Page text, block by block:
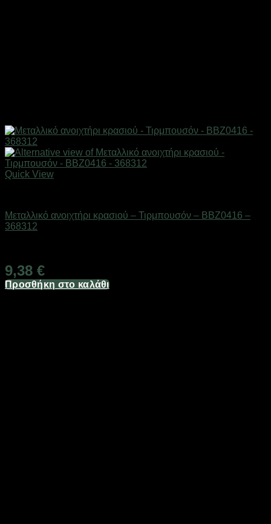
Quick View
Μεταλλικό ανοιχτήρι κρασιού – Τιρμπουσόν – BBZ0416 –
368312
9,38 €
Προσθήκη στο καλάθι